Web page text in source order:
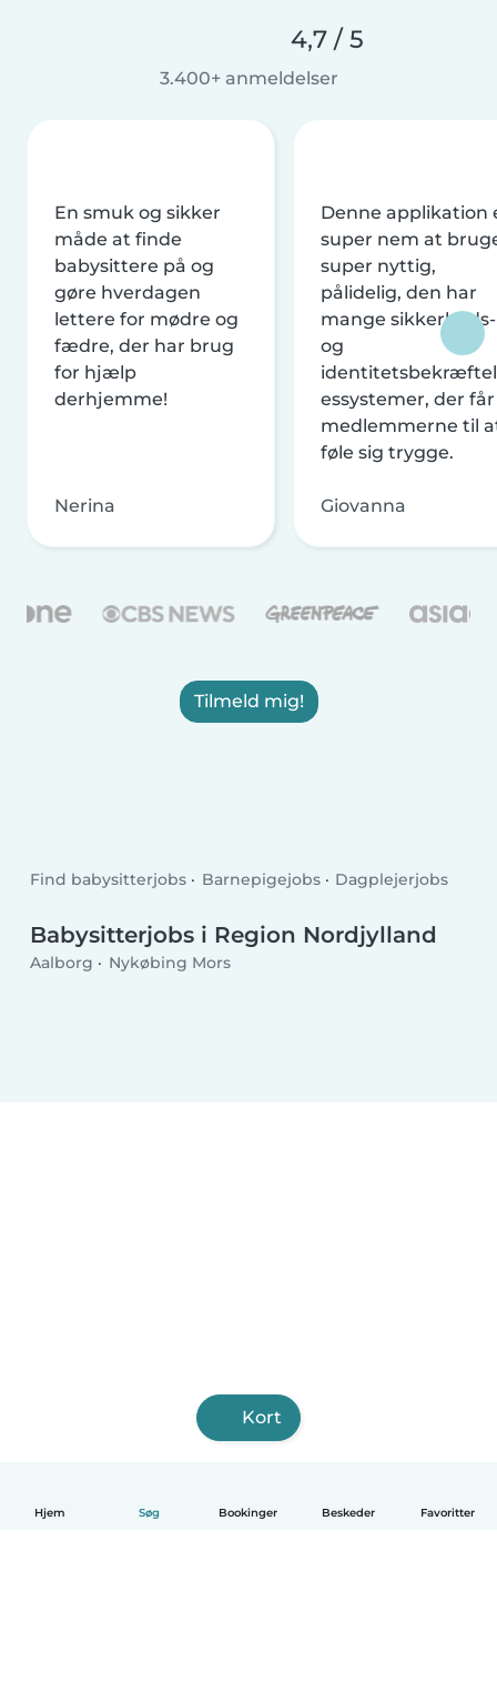
Hjem Søg Bookinger Beskeder Favoritter
4,7 / 5
3.400+ anmeldelser
En smuk og sikker
måde at finde
babysittere på og
gøre hverdagen
lettere for mødre og
fædre, der har brug
for hjælp
derhjemme!
Nerina
Denne applikation
super nem at
super nyttig,
pålidelig, den har
mange sikkerheds-
og
essystemer, der får
medlemmerne til
føle sig trygge.
Giovanna
Tilmeld mig!
Find babysitterjobs Barnepigejobs Dagplejerjobs
Babysitterjobs i Region Nordjylland
Aalborg Nykøbing Mors
Kort